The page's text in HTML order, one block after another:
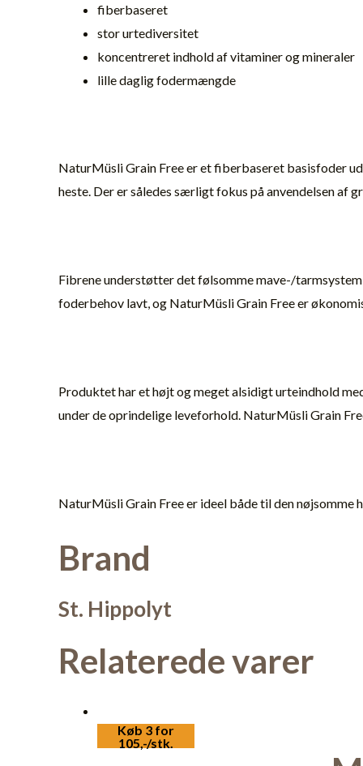
fiberbaseret
stor urtediversitet
koncentreret indhold af vitaminer og mineraler
lille daglig fodermængde
NaturMüsli Grain Free er et fiberbaseret basisfoder
heste. Der er således særligt fokus på anvendelsen
Fibrene understøtter det følsomme mave-/
foderbehov lavt, og NaturMüsli Grain Free er
Produktet har et højt og meget alsidigt urteindhold
under de oprindelige leveforhold. NaturMüsli Grain
NaturMüsli Grain Free er ideel både til den nøjsomme
Brand
St. Hippolyt
Relaterede varer
Køb 3 for
105,-/stk.